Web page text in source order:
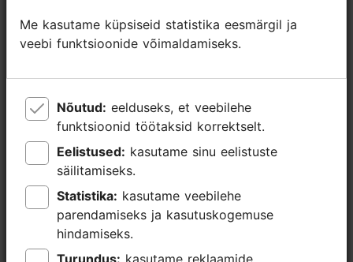
Logi tn 6, Tallinn
15.06.2026
Lisainfo
Tähtsündmus
Loe lähemalt
Broneeri
Me kasutame küpsiseid statistika eesmärgil ja
veebi funktsioonide võimaldamiseks.
Nõutud:
funktsioonid töötaksid korrektselt.
Eelistused:
säilitamiseks.
Statistika:
parendamiseks ja kasutuskogemuse
hindamiseks.
Me kasutame küpsiseid statistika eesmärgil ja
veebi funktsioonide võimaldamiseks.
Nõutud:
funktsioonid töötaksid korrektselt.
Eelistused:
säilitamiseks.
Statistika:
parendamiseks ja kasutuskogemuse
hindamiseks.